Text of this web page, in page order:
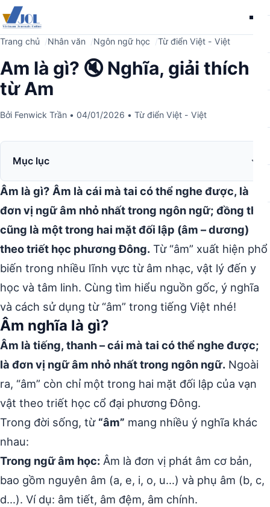
Trang chủ Nhân văn Ngôn ngữ học Từ điển Việt - Việt
Am là gì? 🔇 Nghĩa, giải thích
từ Am
Bởi Fenwick Trần • 04/01/2026 • Từ điển Việt - Việt
Mục lục
Âm là gì? Âm là cái mà tai có thể nghe được, là
đơn vị ngữ âm nhỏ nhất trong ngôn ngữ; đồng thời
cũng là một trong hai mặt đối lập (âm – dương)
theo triết học phương Đông. Từ “âm” xuất hiện phổ
biến trong nhiều lĩnh vực từ âm nhạc, vật lý đến y
học và tâm linh. Cùng tìm hiểu nguồn gốc, ý nghĩa
và cách sử dụng từ “âm” trong tiếng Việt nhé!
Âm nghĩa là gì?
Âm là tiếng, thanh – cái mà tai có thể nghe được;
là đơn vị ngữ âm nhỏ nhất trong ngôn ngữ. Ngoài
ra, “âm” còn chỉ một trong hai mặt đối lập của vạn
vật theo triết học cổ đại phương Đông.
Trong đời sống, từ “âm” mang nhiều ý nghĩa khác
nhau:
Trong ngữ âm học: Âm là đơn vị phát âm cơ bản,
bao gồm nguyên âm (a, e, i, o, u…) và phụ âm (b, c,
d…). Ví dụ: âm tiết, âm đệm, âm chính.